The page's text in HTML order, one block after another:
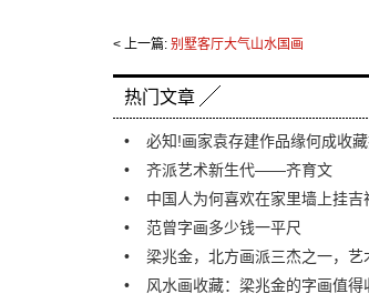
< 上一篇: 别墅客厅大气山水国画
热门文章
必知!画家袁存建作品缘何成收藏
齐派艺术新生代——齐育文
中国人为何喜欢在家里墙上挂吉
范曾字画多少钱一平尺
梁兆金，北方画派三杰之一，艺
风水画收藏：梁兆金的字画值得